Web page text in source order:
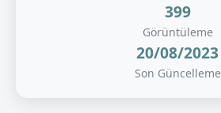
399
Görüntüleme
20/08/2023
Son Güncelleme